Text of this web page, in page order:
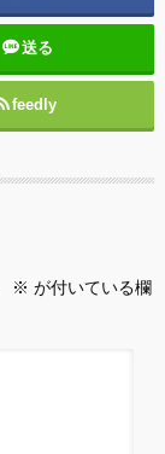
送る
feedly
※ が付いている欄